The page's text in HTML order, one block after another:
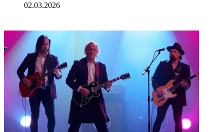
02.03.2026